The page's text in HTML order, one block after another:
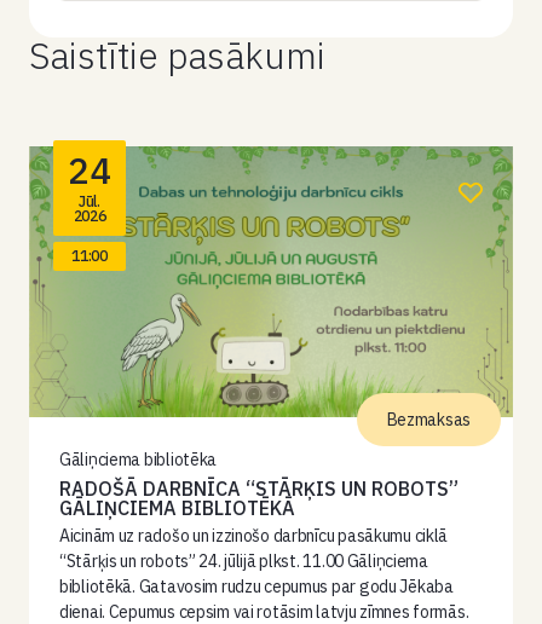
Saistītie pasākumi
24
Jūl.
2026
11:00
Gāliņciema bibliotēka
RADOŠĀ DARBNĪCA “STĀRĶIS UN ROBOTS”
GĀLIŅCIEMA BIBLIOTĒKĀ
Aicinām uz radošo un izzinošo darbnīcu pasākumu ciklā
“Stārķis un robots” 24. jūlijā plkst. 11.00 Gāliņciema
bibliotēkā. Gatavosim rudzu cepumus par godu Jēkaba
dienai. Cepumus cepsim vai rotāsim latvju zīmnes formās.
Bezmaksas